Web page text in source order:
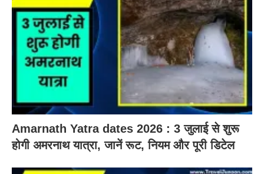
Amarnath Yatra dates 2026 : 3 जुलाई से शुरू
होगी अमरनाथ यात्रा, जानें रूट, नियम और पूरी डिटेल